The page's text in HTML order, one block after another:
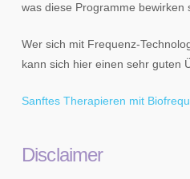
was diese Programme bewirken
Wer sich mit Frequenz-
kann sich hier einen sehr guten
Sanftes Therapieren mit
Disclaimer